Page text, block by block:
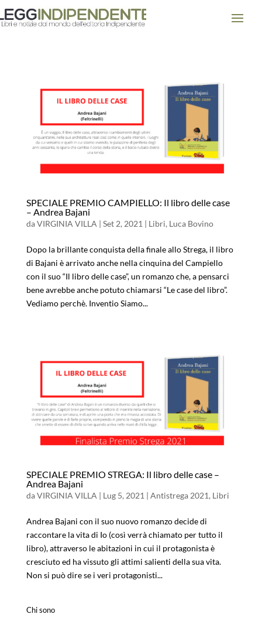
SPECIALE PREMIO CAMPIELLO: Il libro delle case
– Andrea Bajani
daVIRGINIA VILLA | Set 2, 2021 | Libri, Luca Bovino
Dopo la brillante conquista della finale allo Strega, il libro
di Bajani è arrivato anche nella cinquina del Campiello
con il suo “Il libro delle case”, un romanzo che, a pensarci
bene avrebbe anche potuto chiamarsi “Le case del libro”.
Vediamo perchè. Inventio Siamo...
SPECIALE PREMIO STREGA: Il libro delle case –
Andrea Bajani
daVIRGINIA VILLA | Lug 5, 2021 | Antistrega 2021, Libri
Andrea Bajani con il suo nuovo romanzo decide di
raccontare la vita di Io (così verrà chiamato per tutto il
libro), attraverso le abitazioni in cui il protagonista è
cresciuto ed ha vissuto gli attimi salienti della sua vita.
Non si può dire se i veri protagonisti...
Chi sono